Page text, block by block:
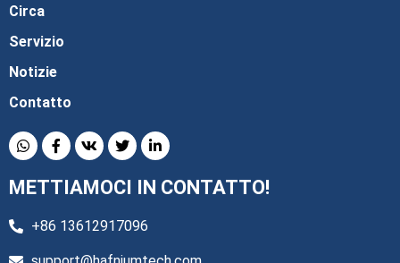
Circa
Servizio
Notizie
Contatto
METTIAMOCI IN CONTATTO!
+86 13612917096